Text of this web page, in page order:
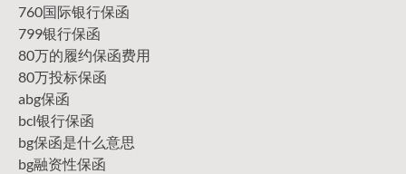
760国际银行保函
799银行保函
80万的履约保函费用
80万投标保函
abg保函
bcl银行保函
bg保函是什么意思
bg融资性保函